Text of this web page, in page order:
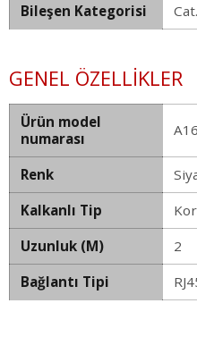
Bileşen Kategorisi
GENEL ÖZELLIKLER
Ürün model
numarası
Renk
Kalkanlı Tip
Uzunluk (M)
2
Bağlantı Tipi